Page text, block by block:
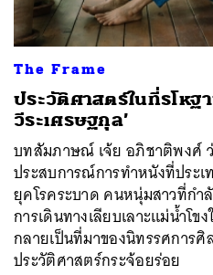
The Frame
ประวัติศาสตร์ในที่รโห
วีระเศรษฐกุล’
บทสัมภาษณ์ เจ้ย อภิชาติพงศ์
ประสบการณ์การทำหนังที่ประเ
ยุคโรคระบาด คนหนุ่มสาวที่กำ
การเดินทางเลียบเลาะแม่น้ำโ
กลายเป็นที่มาของนิทรรศการ
ประวัติศาสตร์กระจ้อยร่อย